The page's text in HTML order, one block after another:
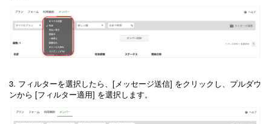
3. フィルターを選択したら、[メッセージ送信] をクリックし、プルダウ
ンから [フィルター適用] を選択します。